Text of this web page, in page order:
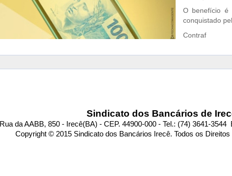
O benefício é
conquistado
Contraf
Sindicato dos Bancários de
Rua da AABB, 850 - Irecê(BA) - CEP. 44900-000 - Tel.: (74) 3641-3544
Copyright © 2015 Sindicato dos Bancários Irecê. Todos os